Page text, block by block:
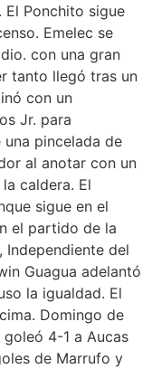
Ponchito sigue
Emelec se
con una gran
tanto llegó tras un
con un
Jr. para
pincelada de
al anotar con un
caldera. El
sigue en el
el partido de la
Independiente del
Guagua adelantó
la igualdad. El
Domingo de
4-1 a Aucas
de Marrufo y